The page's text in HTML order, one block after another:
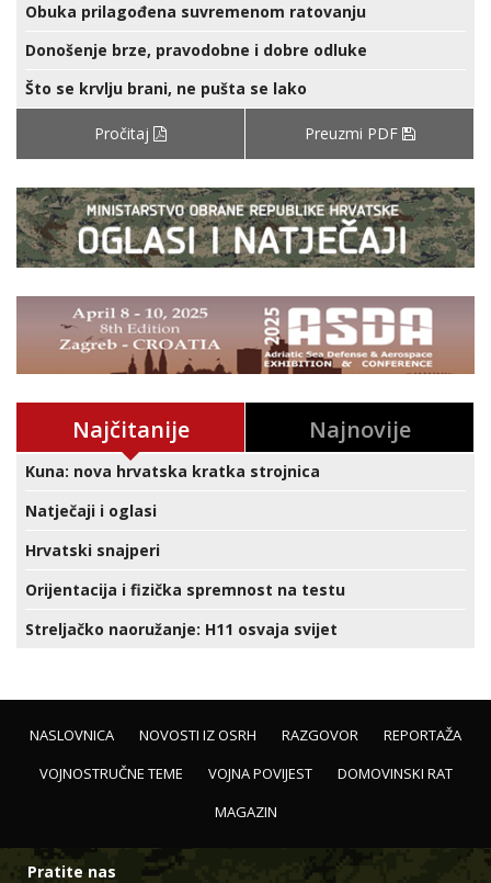
Obuka prilagođena suvremenom ratovanju
Donošenje brze, pravodobne i dobre odluke
Što se krvlju brani, ne pušta se lako
Pročitaj Preuzmi PDF
Najčitanije Najnovije
Kuna: nova hrvatska kratka strojnica
Natječaji i oglasi
Hrvatski snajperi
Orijentacija i fizička spremnost na testu
Streljačko naoružanje: H11 osvaja svijet
NASLOVNICA NOVOSTI IZ OSRH RAZGOVOR
REPORTAŽA
VOJNOSTRUČNE TEME
VOJNA POVIJEST
DOMOVINSKI RAT
MAGAZIN
Pratite nas